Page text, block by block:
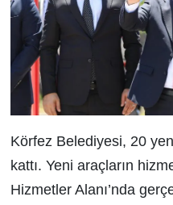
Körfez Belediyesi, 20
kattı. Yeni araçların
Hizmetler Alanı’nda